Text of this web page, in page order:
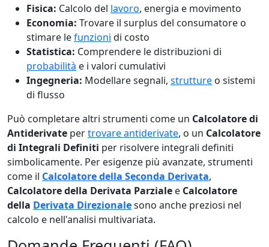
Fisica: Calcolo del lavoro, energia e movimento
Economia: Trovare il surplus del consumatore o
stimare lefunzioni di costo
Statistica: Comprendere le distribuzioni di
probabilità e i valori cumulativi
Ingegneria: Modellare segnali, strutture o sistemi
di flusso
Può completare altri strumenti come un Calcolatore di
Antiderivate pertrovare antiderivate, o un Calcolatore
di Integrali Definiti per risolvere integrali definiti
simbolicamente. Per esigenze più avanzate, strumenti
come il Calcolatore della Seconda Derivata,
Calcolatore della Derivata Parziale e Calcolatore
della Derivata Direzionalesono anche preziosi nel
calcolo e nell'analisi multivariata.